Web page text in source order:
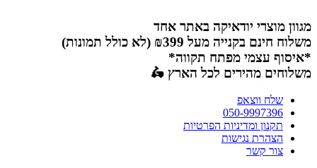
לתוכן
מגוון מוצרי יודאיקה באתר אחד
משלוח חינם בקנייה מעל ₪399 (לא כולל תמונות)
*איסוף עצמי מפתח תקווה*
משלוחים מהירים לכל הארץ 🛵
שלח ווצאפ
050-9997396
תקנון ומדיניות הפרטיות
הצהרת נגישות
צור קשר